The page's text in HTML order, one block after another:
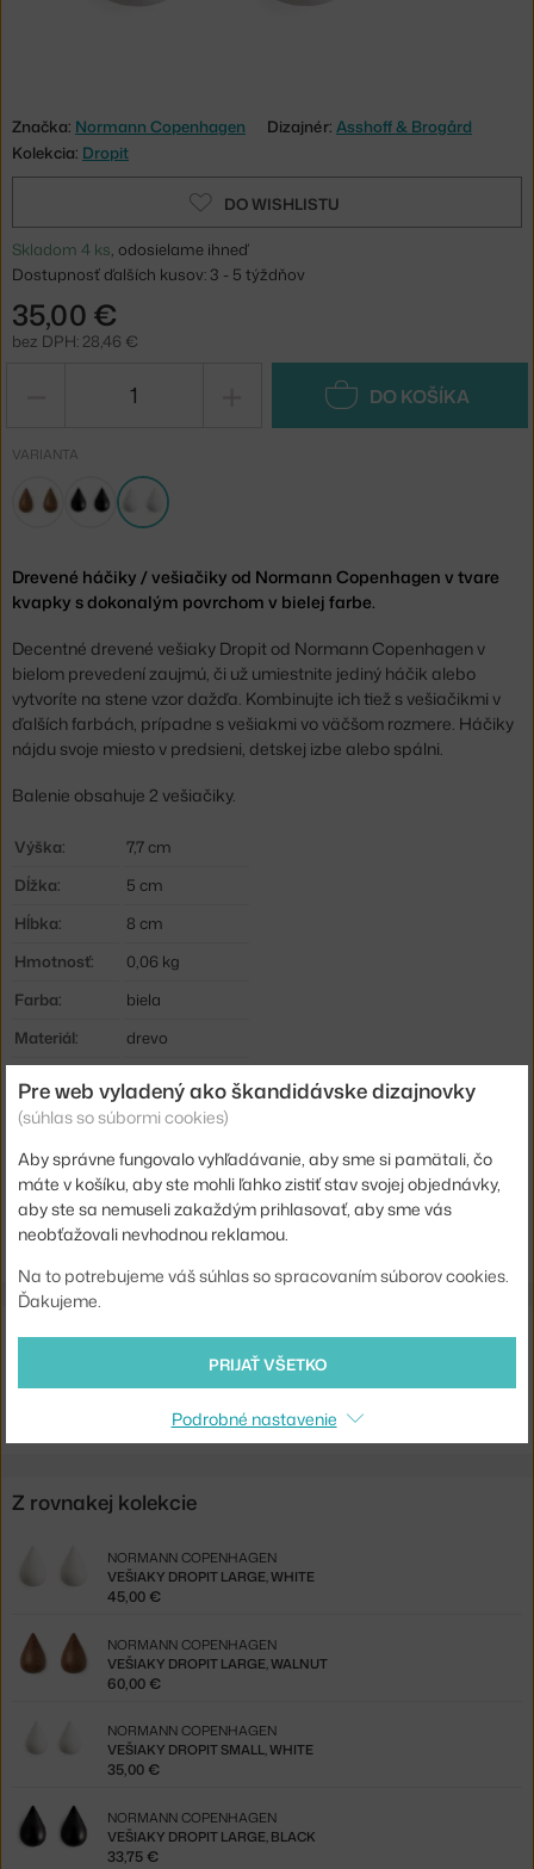
Značka: Normann Copenhagen Dizajnér: Asshoff & Brogård
Kolekcia: Dropit
DO WISHLISTU
Skladom 4 ks, odosielame ihneď
Dostupnosť ďalších kusov: 3 - 5 týždňov
35,00 €
bez DPH: 28,46 €
DO KOŠÍKA
VARIANTA
Drevené háčiky / vešiačiky od Normann Copenhagen v tvare
kvapky s dokonalým povrchom v bielej farbe.
Decentné drevené vešiaky Dropit od Normann Copenhagen v
bielom prevedení zaujmú, či už umiestnite jediný háčik alebo
vytvoríte na stene vzor dažďa. Kombinujte ich tiež s vešiačikmi v
ďalších farbách, prípadne s vešiakmi vo väčšom rozmere. Háčiky
nájdu svoje miesto v predsieni, detskej izbe alebo spálni.
Balenie obsahuje 2 vešiačiky.
Výška:
7,7 cm
Dĺžka:
5 cm
Hĺbka:
8 cm
Hmotnosť:
0,06 kg
Farba:
biela
Materiál:
drevo
Kód produktu NCP-331510
EAN
5707434055433
Jste z Česka? Přejděte naVěšáky Dropit Small, white
Shopping from the EU? Switch toDropit Small, white
GUBI
Z rovnakej kolekcie
VEŠIAKY DROPIT LARGE, WHITE
NORMANN COPENHAGEN
45,00 €
VEŠIAKY DROPIT LARGE, WALNUT
NORMANN COPENHAGEN
60,00 €
VEŠIAKY DROPIT SMALL, WHITE
NORMANN COPENHAGEN
35,00 €
VEŠIAKY DROPIT LARGE, BLACK
NORMANN COPENHAGEN
33,75 €
Pre web vyladený ako škandidávske dizajnovky
(súhlas so súbormi cookies)
Aby správne fungovalo vyhľadávanie, aby sme si pamätali, čo
máte v košíku, aby ste mohli ľahko zistiť stav svojej objednávky,
aby ste sa nemuseli zakaždým prihlasovať, aby sme vás
neobťažovali nevhodnou reklamou.
Na to potrebujeme váš súhlas so spracovaním súborov cookies.
Ďakujeme.
PRIJAŤ VŠETKO
Podrobné nastavenie